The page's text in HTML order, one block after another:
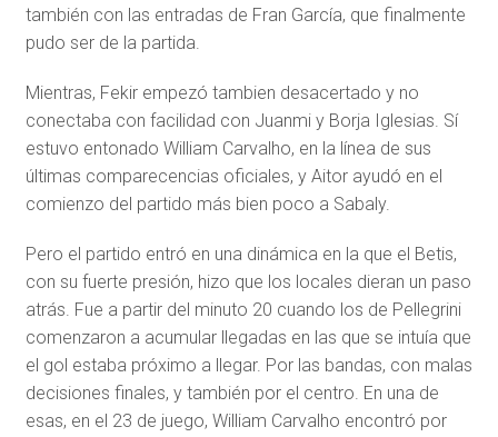
también con las entradas de Fran García, que finalmente
pudo ser de la partida.
Mientras, Fekir empezó tambien desacertado y no
conectaba con facilidad con Juanmi y Borja Iglesias. Sí
estuvo entonado William Carvalho, en la línea de sus
últimas comparecencias oficiales, y Aitor ayudó en el
comienzo del partido más bien poco a Sabaly.
Pero el partido entró en una dinámica en la que el Betis,
con su fuerte presión, hizo que los locales dieran un paso
atrás. Fue a partir del minuto 20 cuando los de Pellegrini
comenzaron a acumular llegadas en las que se intuía que
el gol estaba próximo a llegar. Por las bandas, con malas
decisiones finales, y también por el centro. En una de
esas, en el 23 de juego, William Carvalho encontró por